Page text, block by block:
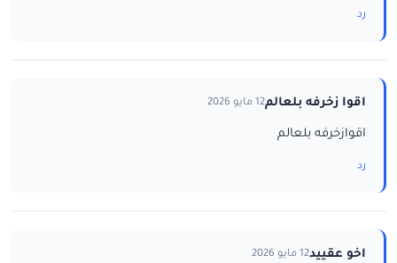
رد
اقوا زخرفه بلعالم12 مايو 2026
اقوازخرفه بلعالم
رد
اخو عقييد12 مايو 2026